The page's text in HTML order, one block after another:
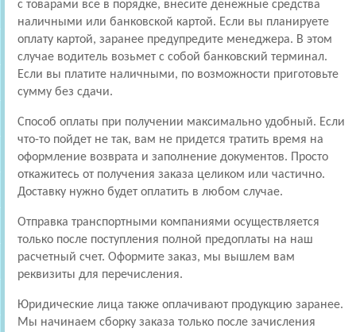
с товарами все в порядке, внесите денежные средства
наличными или банковской картой. Если вы планируете
оплату картой, заранее предупредите менеджера. В этом
случае водитель возьмет с собой банковский терминал.
Если вы платите наличными, по возможности приготовьте
сумму без сдачи.
Способ оплаты при получении максимально удобный. Если
что-то пойдет не так, вам не придется тратить время на
оформление возврата и заполнение документов. Просто
откажитесь от получения заказа целиком или частично.
Доставку нужно будет оплатить в любом случае.
Отправка транспортными компаниями осуществляется
только после поступления полной предоплаты на наш
расчетный счет. Оформите заказ, мы вышлем вам
реквизиты для перечисления.
Юридические лица также оплачивают продукцию заранее.
Мы начинаем сборку заказа только после зачисления